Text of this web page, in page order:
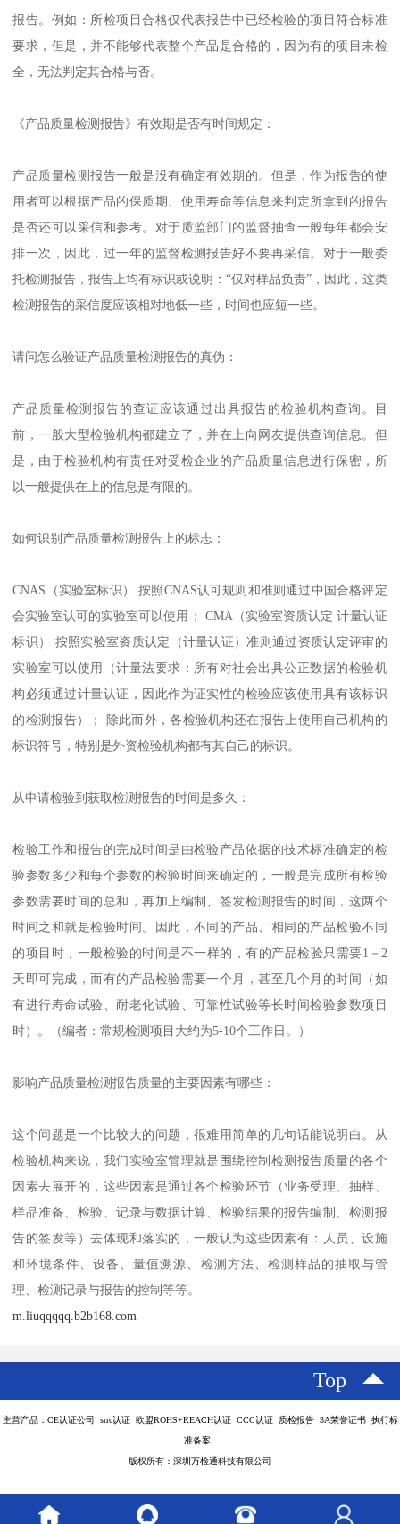
报告。例如：所检项目合格仅代表报告中已经检验的项目符合标准
要求，但是，并不能够代表整个产品是合格的，因为有的项目未检
全，无法判定其合格与否。
《产品质量检测报告》有效期是否有时间规定：
产品质量检测报告一般是没有确定有效期的。但是，作为报告的使
用者可以根据产品的保质期、使用寿命等信息来判定所拿到的报告
是否还可以采信和参考。对于质监部门的监督抽查一般每年都会安
排一次，因此，过一年的监督检测报告好不要再采信。对于一般委
托检测报告，报告上均有标识或说明：“仅对样品负责”，因此，这类
检测报告的采信度应该相对地低一些，时间也应短一些。
请问怎么验证产品质量检测报告的真伪：
产品质量检测报告的查证应该通过出具报告的检验机构查询。目
前，一般大型检验机构都建立了，并在上向网友提供查询信息。但
是，由于检验机构有责任对受检企业的产品质量信息进行保密，所
以一般提供在上的信息是有限的。
如何识别产品质量检测报告上的标志：
CNAS（实验室标识） 按照CNAS认可规则和准则通过中国合格评定
会实验室认可的实验室可以使用； CMA（实验室资质认定 计量认证
标识） 按照实验室资质认定（计量认证）准则通过资质认定评审的
实验室可以使用（计量法要求：所有对社会出具公正数据的检验机
构必须通过计量认证，因此作为证实性的检验应该使用具有该标识
的检测报告）； 除此而外，各检验机构还在报告上使用自己机构的
标识符号，特别是外资检验机构都有其自己的标识。
从申请检验到获取检测报告的时间是多久：
检验工作和报告的完成时间是由检验产品依据的技术标准确定的检
验参数多少和每个参数的检验时间来确定的，一般是完成所有检验
参数需要时间的总和，再加上编制、签发检测报告的时间，这两个
时间之和就是检验时间。因此，不同的产品、相同的产品检验不同
的项目时，一般检验的时间是不一样的，有的产品检验只需要1－2
天即可完成，而有的产品检验需要一个月，甚至几个月的时间（如
有进行寿命试验、耐老化试验、可靠性试验等长时间检验参数项目
时）。（编者：常规检测项目大约为5-10个工作日。）
影响产品质量检测报告质量的主要因素有哪些：
这个问题是一个比较大的问题，很难用简单的几句话能说明白。从
检验机构来说，我们实验室管理就是围绕控制检测报告质量的各个
因素去展开的，这些因素是通过各个检验环节（业务受理、抽样、
样品准备、检验、记录与数据计算、检验结果的报告编制、检测报
告的签发等）去体现和落实的，一般认为这些因素有：人员、设施
和环境条件、设备、量值溯源、检测方法、检测样品的抽取与管
理、检测记录与报告的控制等等。
m.liuqqqqq.b2b168.com
Top
主营产品：CE认证公司 srrc认证 欧盟ROHS+REACH认证 CCC认证 质检报告 3A荣誉证书 执行标
准备案
版权所有：深圳万检通科技有限公司